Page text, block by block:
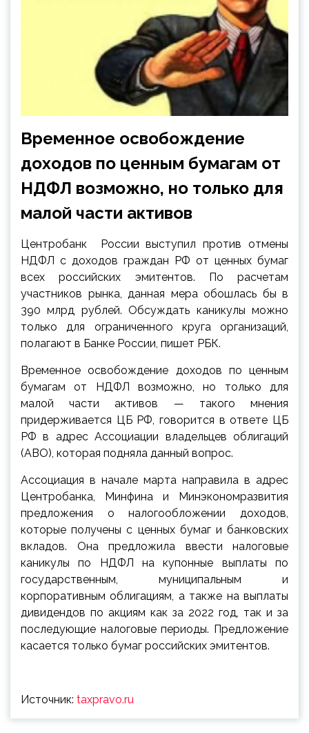
Временное освобождение
доходов по ценным бумагам от
НДФЛ возможно, но только для
малой части активов
Центробанк России выступил против отмены
НДФЛ с доходов граждан РФ от ценных бумаг
всех российских эмитентов. По расчетам
участников рынка, данная мера обошлась бы в
390 млрд рублей. Обсуждать каникулы можно
только для ограниченного круга организаций,
полагают в Банке России, пишет РБК.
Временное освобождение доходов по ценным
бумагам от НДФЛ возможно, но только для
малой части активов — такого мнения
придерживается ЦБ РФ, говорится в ответе ЦБ
РФ в адрес Ассоциации владельцев облигаций
(АВО), которая подняла данный вопрос.
Ассоциация в начале марта направила в адрес
Центробанка, Минфина и Минэкономразвития
предложения о налогообложении доходов,
которые получены с ценных бумаг и банковских
вкладов. Она предложила ввести налоговые
каникулы по НДФЛ на купонные выплаты по
государственным, муниципальным и
корпоративным облигациям, а также на выплаты
дивидендов по акциям как за 2022 год, так и за
последующие налоговые периоды. Предложение
касается только бумаг российских эмитентов.
Источник: taxpravo.ru